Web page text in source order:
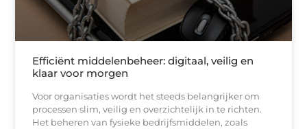
Efficiënt middelenbeheer: digitaal, veilig en
klaar voor morgen
Voor organisaties wordt het steeds belangrijker om
processen slim, veilig en overzichtelijk in te richten.
Het beheren van fysieke bedrijfsmiddelen, zoals